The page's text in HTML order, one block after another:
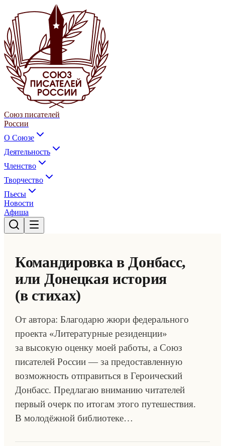
Союз писателей
России
О Союзе
Деятельность
Членство
Творчество
Пьесы
Новости
Афиша
Командировка в Донбасс,
или Донецкая история
(в стихах)
От автора: Благодарю жюри федерального
проекта «Литературные резиденции»
за высокую оценку моей работы, а Союз
писателей России — за предоставленную
возможность отправиться в Героический
Донбасс. Предлагаю вниманию читателей
первый очерк по итогам этого путешествия.
В молодёжной библиотеке…